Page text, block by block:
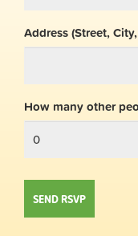
Address (Street,
How many other